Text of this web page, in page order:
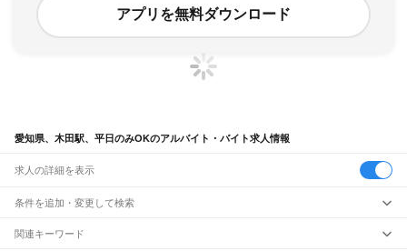
アプリを無料ダウンロード
愛知県、木田駅、平日のみOKのアルバイト・バイト求人情報
求人の詳細を表示
条件を追加・変更して検索
市区町村を追加・変更
関連キーワード